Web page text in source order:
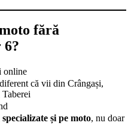
fără
6?
online
că vii din Crângași,
specializate și pe moto, nu doar